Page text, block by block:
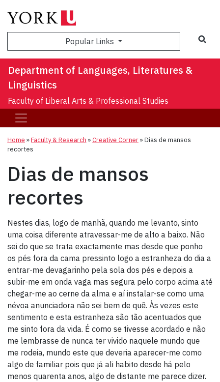
Popular Links
Department of Languages, Literatures &
Linguistics
Faculty of Liberal Arts & Professional Studies
Home »Faculty & Research »Creative Corner»Dias de mansos
recortes
Dias de mansos
recortes
Nestes dias, logo de manhã, quando me levanto, sinto
uma coisa diferente atravessar-me de alto a baixo. Não
sei do que se trata exactamente mas desde que ponho
os pés fora da cama pressinto logo a estranheza do dia a
entrar-me devagarinho pela sola dos pés e depois a
subir-me em onda vaga mas segura pelo corpo acima até
chegar-me ao cerne da alma e aí instalar-se como uma
névoa anunciadora não sei bem de quê. Às vezes este
sentimento e esta estranheza são tão acentuados que
me sinto fora da vida. É como se tivesse acordado e não
me lembrasse de nunca ter vivido naquele mundo que
me rodeia, mundo este que deveria aparecer-me como
algo de familiar pois que já ali habito desde há pelo
menos quarenta anos, algo de distante me parece dizer.